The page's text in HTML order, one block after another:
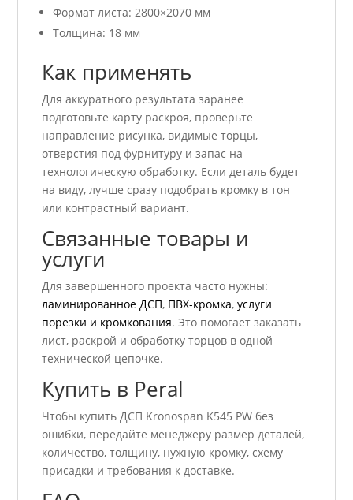
Формат листа: 2800×2070 мм
Толщина: 18 мм
Как применять
Для аккуратного результата заранее
подготовьте карту раскроя, проверьте
направление рисунка, видимые торцы,
отверстия под фурнитуру и запас на
технологическую обработку. Если деталь будет
на виду, лучше сразу подобрать кромку в тон
или контрастный вариант.
Связанные товары и
услуги
Для завершенного проекта часто нужны:
ламинированное ДСП, ПВХ-кромка,услуги
порезки и кромкования. Это помогает заказать
лист, раскрой и обработку торцов в одной
технической цепочке.
Купить в Peral
Чтобы купить ДСП Kronospan K545 PW без
ошибки, передайте менеджеру размер деталей,
количество, толщину, нужную кромку, схему
присадки и требования к доставке.